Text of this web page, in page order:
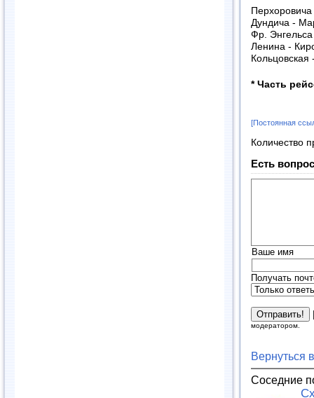
Дундича -
Фр.
Ленина -
Кольцовская
* Часть
[Постоянная
Количество
Есть
Ваше имя
Получать
модератором.
Вернуться
Соседние